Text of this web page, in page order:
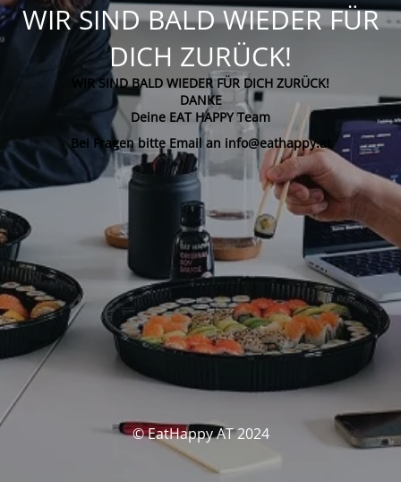
WIR SIND BALD WIEDER FÜR
DICH ZURÜCK!
WIR SIND BALD WIEDER FÜR DICH ZURÜCK!
DANKE
Deine EAT HAPPY Team
Bei Fragen bitte Email an info@eathappy.at
© EatHappy AT 2024